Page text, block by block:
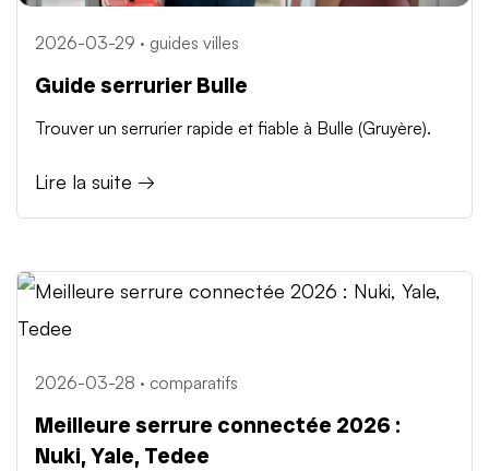
2026-03-29 · guides villes
Guide serrurier Bulle
Trouver un serrurier rapide et fiable à Bulle (Gruyère).
Lire la suite →
2026-03-28 · comparatifs
Meilleure serrure connectée 2026 :
Nuki, Yale, Tedee